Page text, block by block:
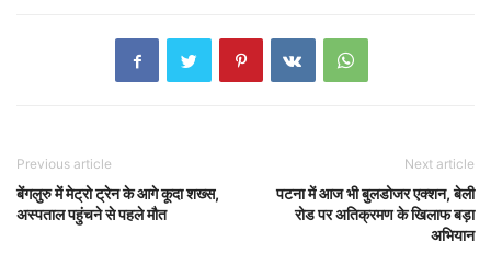
Previous article
बेंगलुरु में मेट्रो ट्रेन के आगे कूदा शख्स,
अस्पताल पहुंचने से पहले मौत
Next article
पटना में आज भी बुलडोजर एक्शन, बेली
रोड पर अतिक्रमण के खिलाफ बड़ा
अभियान